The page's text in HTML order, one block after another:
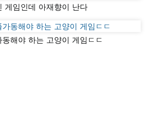
게임인데 아재향이 난다
해야 하는 고양이 게임ㄷㄷ